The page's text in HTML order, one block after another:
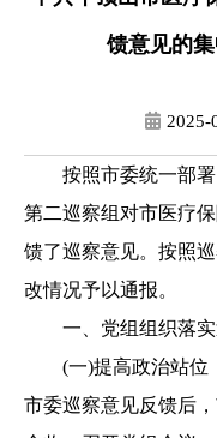
馈意见的
2025-
按照市委统一部
第二巡察组对市医疗
馈了巡察意见。按照
改情况予以通报。
一、党组组织落
(一)提高政治站位
市委巡察意见反馈后